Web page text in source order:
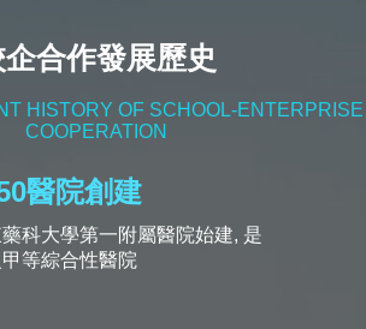
合作發展歷史
HISTORY OF SCHOOL-ENTERPRISE
COOPERATION
醫院創建
藥科大學第一附屬醫院始建, 是
等綜合性醫院